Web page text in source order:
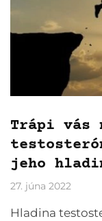
Trápi vás
jeho
27. júna 2022
Hladina